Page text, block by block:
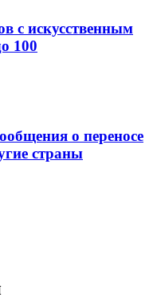
с искусственным
100
о переносе
страны